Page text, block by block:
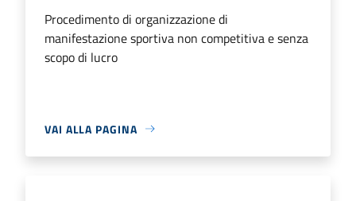
Procedimento di organizzazione di
manifestazione sportiva non competitiva e senza
scopo di lucro
VAI ALLA PAGINA